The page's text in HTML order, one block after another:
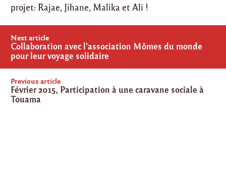
projet: Rajae, Jihane, Malika et Ali !
Post
navigation
Previous article
Février 2015, Participation à une caravane sociale à
Touama
Next article
Collaboration avec l’association Mômes du monde
pour leur voyage solidaire